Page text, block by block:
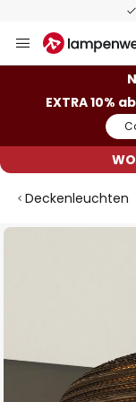
Inhalt
EXTRA 10%
Deckenleuchten
Zum